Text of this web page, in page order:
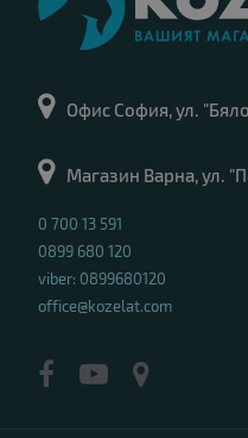
Офис София, ул.
Магазин Варна, ул.
0 700 13 591
0899 680 120
viber: 0899680120
office@kozelat.com